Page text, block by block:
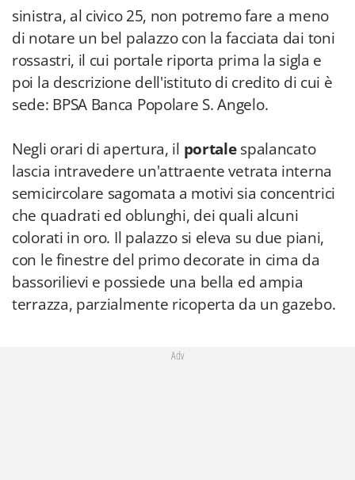
sinistra, al civico 25, non potremo fare a meno
di notare un bel palazzo con la facciata dai toni
rossastri, il cui portale riporta prima la sigla e
poi la descrizione dell'istituto di credito di cui è
sede: BPSA Banca Popolare S. Angelo.
Negli orari di apertura, il portalespalancato
lascia intravedere un'attraente vetrata interna
semicircolare sagomata a motivi sia concentrici
che quadrati ed oblunghi, dei quali alcuni
colorati in oro. Il palazzo si eleva su due piani,
con le finestre del primo decorate in cima da
bassorilievi e possiede una bella ed ampia
terrazza, parzialmente ricoperta da un gazebo.
Adv